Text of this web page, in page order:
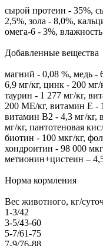
сырой протеин - 35%,
2,5%, зола - 8,0%,
омега-6 - 3%,
Добавленные вещества
магний - 0,08 %, медь -
6,9 мг/кг, цинк - 200 мг/
таурин - 1 277 мг/кг,
200 МЕ/кг, витамин Е -
витамин В2 - 4,3 мг/кг,
мг/кг, пантотеновая
биотин - 100 мкг/кг,
хондроитин - 98 000
метионин+цистеин –
Норма кормления
Вес животного, кг/
1-3/42
3-5/43-60
5-7/61-75
7-9/76-88